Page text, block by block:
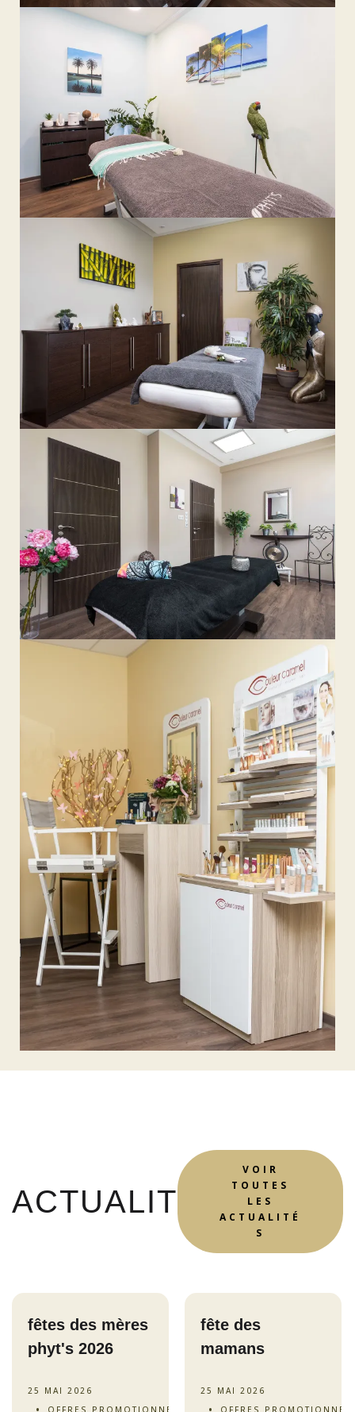
ACTUALITÉS
VOIR
TOUTES
LES
ACTUALITÉ
S
fêtes des mères
phyt's 2026
25 MAI 2026
OFFRES PROMOTIONNELLES
fête des
mamans
25 MAI 2026
OFFRES